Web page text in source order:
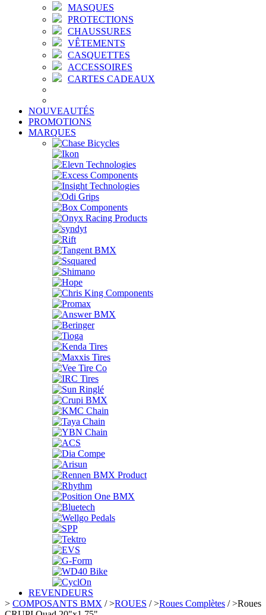
MASQUES
PROTECTIONS
CHAUSSURES
VÊTEMENTS
CASQUETTES
ACCESSOIRES
CARTES CADEAUX
NOUVEAUTÉS
PROMOTIONS
MARQUES
REVENDEURS
> COMPOSANTS BMX />ROUES />Roues Complètes />Roues